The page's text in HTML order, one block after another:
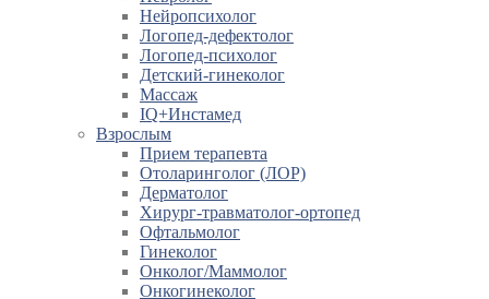
Нейропсихолог
Логопед-дефектолог
Логопед-психолог
Детский-гинеколог
Массаж
IQ+Инстамед
Взрослым
Прием терапевта
Отоларинголог (ЛОР)
Дерматолог
Хирург-травматолог-ортопед
Офтальмолог
Гинеколог
Онколог/Маммолог
Онкогинеколог